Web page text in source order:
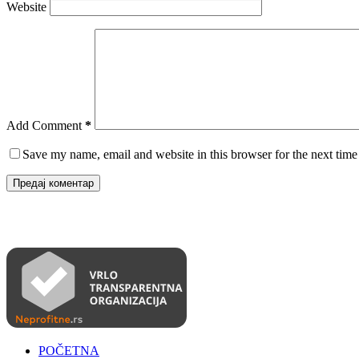
Website
Add Comment *
Save my name, email and website in this browser for the next
Предај коментар
POČETNA